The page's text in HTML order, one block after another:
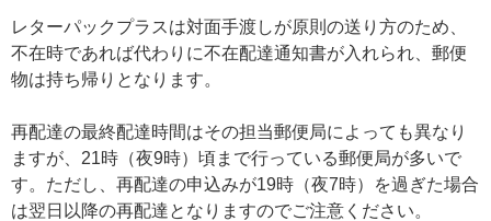
レターパックプラスは対面手渡しが原則の送り方のため、
不在時であれば代わりに不在配達通知書が入れられ、郵便
物は持ち帰りとなります。
再配達の最終配達時間はその担当郵便局によっても異なり
ますが、21時（夜9時）頃まで行っている郵便局が多いで
す。ただし、再配達の申込みが19時（夜7時）を過ぎた場合
は翌日以降の再配達となりますのでご注意ください。